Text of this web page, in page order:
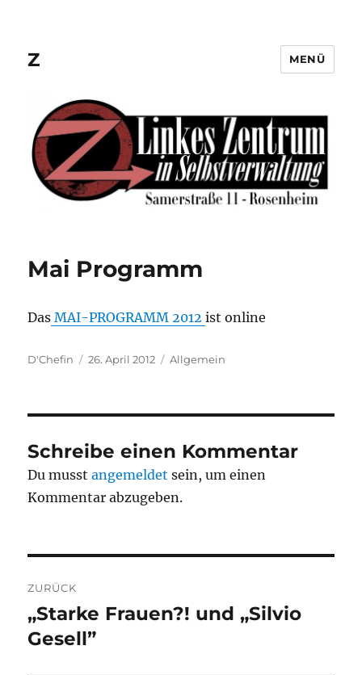
Z MENÜ
Mai Programm
Das MAI-PROGRAMM 2012ist online
Autor
D'Chefin
Veröffentlicht
26. April 2012 Kategorien
Allgemein
Schreibe einen Kommentar
Du musstangemeldet sein, um einen
Kommentar abzugeben.
ZURÜCK
Vorheriger
Beitrag:
„Starke Frauen?! und „Silvio
Gesell”